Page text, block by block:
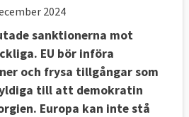
2024
sanktionerna mot
EU bör införa
och frysa tillgångar som
till att demokratin
Europa kan inte stå